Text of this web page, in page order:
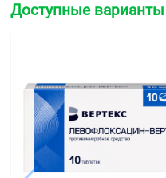
Доступные варианты